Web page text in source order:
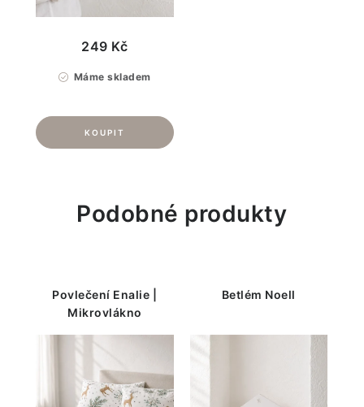
Máme skladem
249 Kč
Podobné produkty
Povlečení Enalie |
Mikrovlákno
Betlém Noell